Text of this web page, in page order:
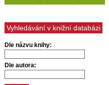
Vyhledávání v knižní databázi
Dle názvu knihy:
Dle autora: